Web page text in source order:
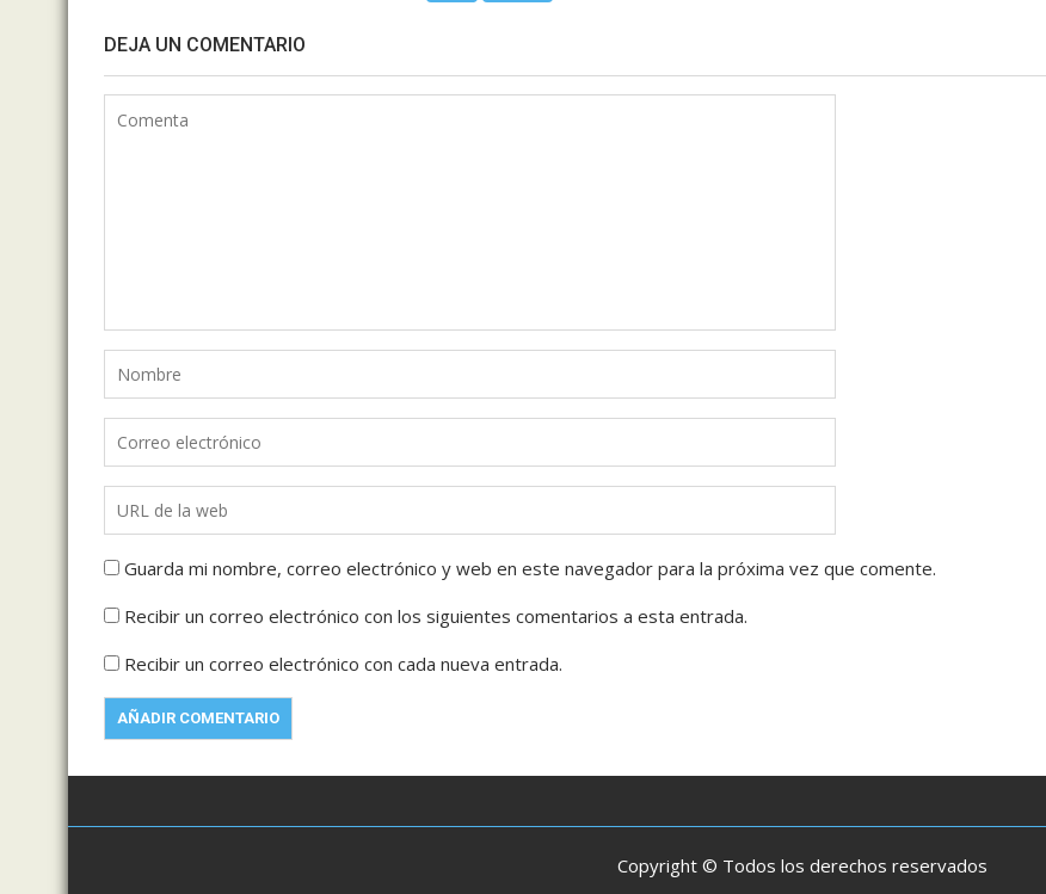
DEJA UN COMENTARIO
Guarda mi nombre, correo electrónico y web en este navegador para la próxima vez que comente.
Recibir un correo electrónico con los siguientes comentarios a esta entrada.
Recibir un correo electrónico con cada nueva entrada.
Copyright © Todos los derechos reservados